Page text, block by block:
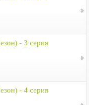
- 3 серия
- 4 серия